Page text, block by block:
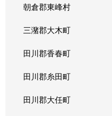
朝倉郡東峰村
三潴郡大木町
田川郡香春町
田川郡糸田町
田川郡大任町